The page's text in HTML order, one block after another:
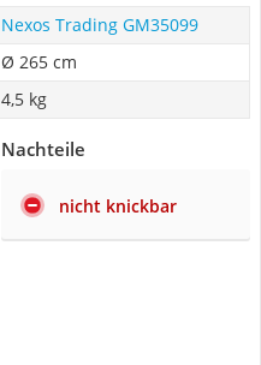
Nexos Trading GM35099
Ø 265 cm
4,5 kg
Nachteile
nicht knickbar